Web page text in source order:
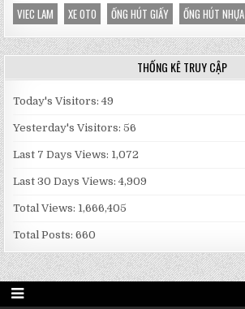
VIEC LAM
XE OTO ỐNG HÚT GIẤY ỐNG HÚT NHỰA
THỐNG KÊ TRUY CẬP
Today's Visitors:49
Yesterday's Visitors:56
Last 7 Days Views: 1,072
Last 30 Days Views:4,909
Total Views: 1,666,405
Total Posts:660